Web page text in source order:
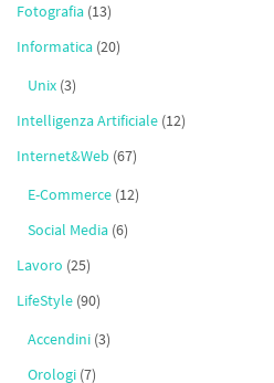
Fotografia (13)
Informatica (20)
Unix (3)
Intelligenza Artificiale (12)
Internet&Web (67)
E-Commerce (12)
Social Media (6)
Lavoro (25)
LifeStyle (90)
Accendini (3)
Orologi (7)